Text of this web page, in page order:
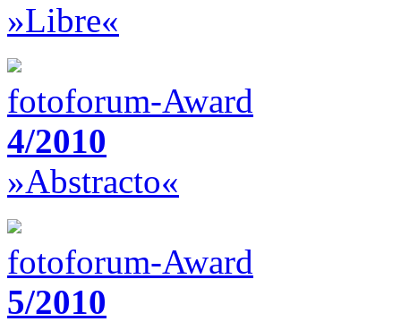
»Libre«
fotoforum-Award
4/2010
»Abstracto«
fotoforum-Award
5/2010